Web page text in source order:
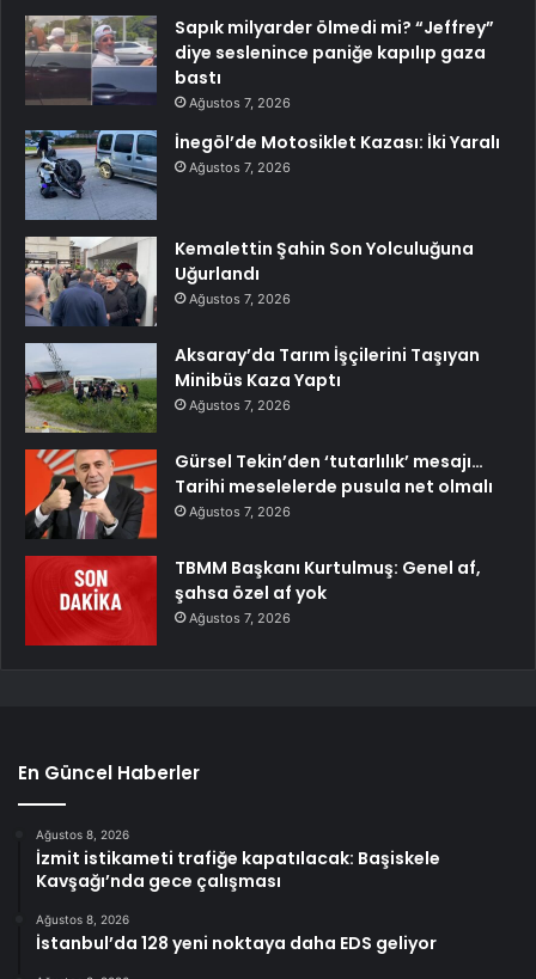
Sapık milyarder ölmedi mi? “Jeffrey”
diye seslenince paniğe kapılıp gaza
bastı
Ağustos 7, 2026
İnegöl’de Motosiklet Kazası: İki Yaralı
Ağustos 7, 2026
Kemalettin Şahin Son Yolculuğuna
Uğurlandı
Ağustos 7, 2026
Aksaray’da Tarım İşçilerini Taşıyan
Minibüs Kaza Yaptı
Ağustos 7, 2026
Gürsel Tekin’den ‘tutarlılık’ mesajı…
Tarihi meselelerde pusula net olmalı
Ağustos 7, 2026
TBMM Başkanı Kurtulmuş: Genel af,
şahsa özel af yok
Ağustos 7, 2026
En Güncel Haberler
Ağustos 8, 2026
İzmit istikameti trafiğe kapatılacak: Başiskele
Kavşağı’nda gece çalışması
Ağustos 8, 2026
İstanbul’da 128 yeni noktaya daha EDS geliyor